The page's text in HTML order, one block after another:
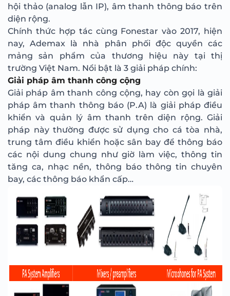
hội thảo (analog lẫn IP), âm thanh thông báo trên
diện rộng.
Chính thức hợp tác cùng Fonestar vào 2017, hiện
nay, Ademax là nhà phân phối độc quyền các
mảng sản phẩm của thương hiệu này tại thị
trường Việt Nam. Nổi bật là 3 giải pháp chính:
Giải pháp âm thanh công cộng
Giải pháp âm thanh công cộng, hay còn gọi là giải
pháp âm thanh thông báo (P.A) là giải pháp điều
khiển và quản lý âm thanh trên diện rộng. Giải
pháp này thường được sử dụng cho cá tòa nhà,
trung tâm điều khiển hoặc sân bay để thông báo
các nội dung chung như giờ làm việc, thông tin
tăng ca, nhạc nền, thông báo thông tin chuyên
bay, các thông báo khẩn cấp…